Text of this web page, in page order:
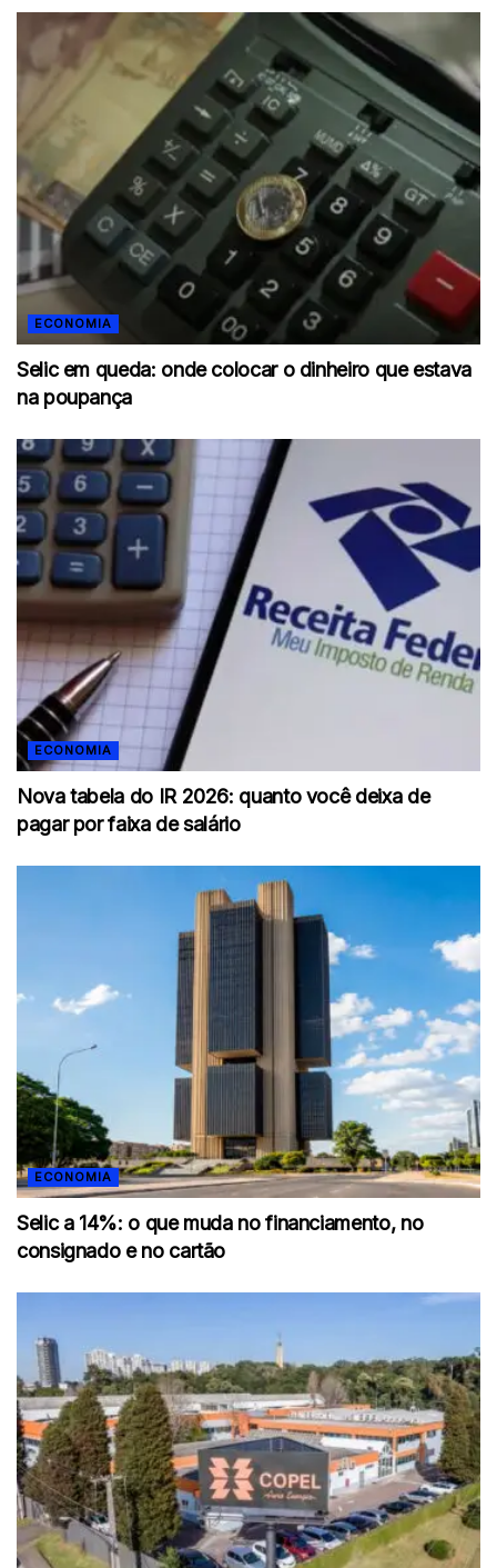
ECONOMIA
Selic em queda: onde colocar o dinheiro que estava
na poupança
ECONOMIA
Nova tabela do IR 2026: quanto você deixa de
pagar por faixa de salário
ECONOMIA
Selic a 14%: o que muda no financiamento, no
consignado e no cartão